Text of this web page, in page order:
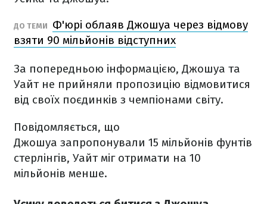
ДО ТЕМИ
Ф'юрі облаяв Джошуа через відмову
взяти 90 мільйонів відступних
За попередньою інформацією, Джошуа та
Уайт не прийняли пропозицію відмовитися
від своїх поєдинків з чемпіонами світу.
Повідомляється, що
Джошуа запропонували 15 мільйонів фунтів
стерлінгів, Уайт міг отримати на 10
мільйонів менше.